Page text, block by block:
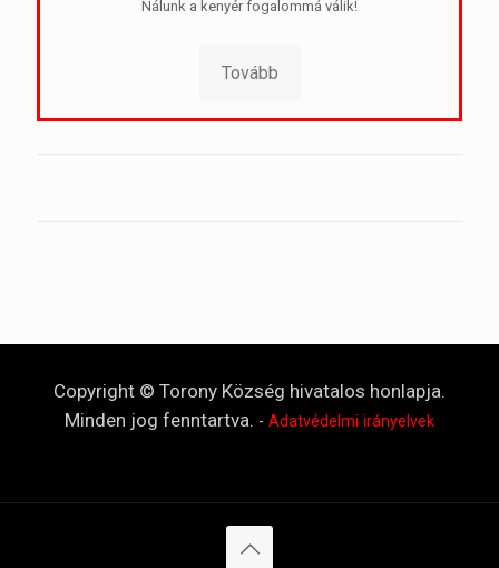
Nálunk a kenyér fogalommá válik!
Tovább
Copyright © Torony Község hivatalos honlapja.
Minden jog fenntartva. - Adatvédelmi irányelvek